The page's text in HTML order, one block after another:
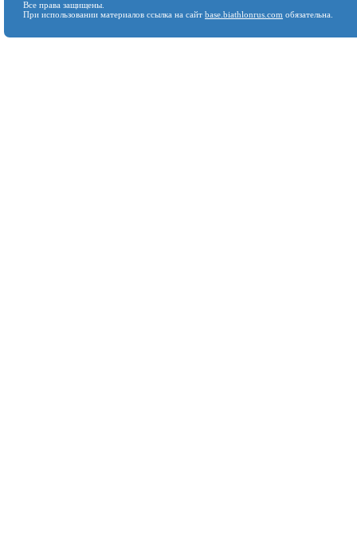
Все права защищены.
При использовании материалов ссылка на сайт base.biathlonrus.com обязательна.